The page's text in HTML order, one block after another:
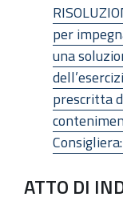
per
una
prescritta
ATTO DI